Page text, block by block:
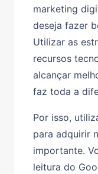
marketing
deseja fazer
Utilizar as
recursos
alcançar
faz toda a
Por isso,
para adquirir
importante.
leitura do